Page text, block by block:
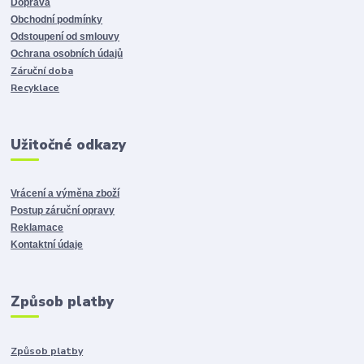
Doprava
Obchodní podmínky
Odstoupení od smlouvy
Ochrana osobních údajů
Záruční doba
Recyklace
Užitočné odkazy
Vrácení a výměna zboží
Postup záruční opravy
Reklamace
Kontaktní údaje
Způsob platby
Způsob platby